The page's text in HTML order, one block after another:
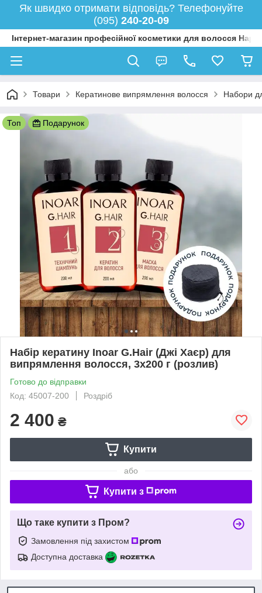
Як швидко отримати відповідь? Телефонуйте
(095) 240-20-09
Інтернет-магазин професійної косметики для волосся
Товари Кератинове випрямлення волосся Набори
Топ Подарунок
Набір кератину Inoar G.Hair (Джі Хаєр) для
випрямлення волосся, 3х200 г (розлив)
Готово до відправки
Код: 45007-200
Роздріб
2 400 ₴
Купити
або
Купити з
Що таке купити з Пром?
Замовлення під захистом
Доступна доставка